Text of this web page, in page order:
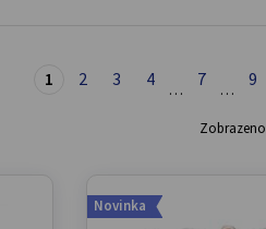
1 2 3 4 … 7 … 9
Zobrazeno
Novinka